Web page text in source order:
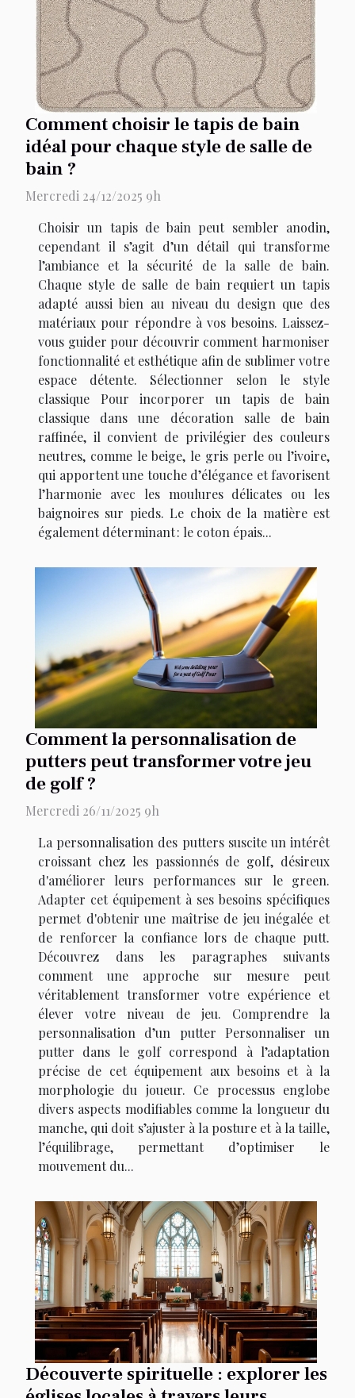
Comment choisir le tapis de bain
idéal pour chaque style de salle de
bain ?
Mercredi 24/12/2025 9h
Choisir un tapis de bain peut sembler anodin,
cependant il s’agit d’un détail qui transforme
l’ambiance et la sécurité de la salle de bain.
Chaque style de salle de bain requiert un tapis
adapté aussi bien au niveau du design que des
matériaux pour répondre à vos besoins. Laissez-
vous guider pour découvrir comment harmoniser
fonctionnalité et esthétique afin de sublimer votre
espace détente. Sélectionner selon le style
classique Pour incorporer un tapis de bain
classique dans une décoration salle de bain
raffinée, il convient de privilégier des couleurs
neutres, comme le beige, le gris perle ou l’ivoire,
qui apportent une touche d’élégance et favorisent
l’harmonie avec les moulures délicates ou les
baignoires sur pieds. Le choix de la matière est
également déterminant : le coton épais...
Comment la personnalisation de
putters peut transformer votre jeu
de golf ?
Mercredi 26/11/2025 9h
La personnalisation des putters suscite un intérêt
croissant chez les passionnés de golf, désireux
d'améliorer leurs performances sur le green.
Adapter cet équipement à ses besoins spécifiques
permet d'obtenir une maîtrise de jeu inégalée et
de renforcer la confiance lors de chaque putt.
Découvrez dans les paragraphes suivants
comment une approche sur mesure peut
véritablement transformer votre expérience et
élever votre niveau de jeu. Comprendre la
personnalisation d’un putter Personnaliser un
putter dans le golf correspond à l’adaptation
précise de cet équipement aux besoins et à la
morphologie du joueur. Ce processus englobe
divers aspects modifiables comme la longueur du
manche, qui doit s’ajuster à la posture et à la taille,
l’équilibrage, permettant d’optimiser le
mouvement du...
Découverte spirituelle : explorer les